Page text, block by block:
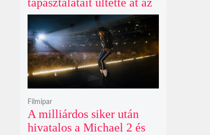
tapasztalatait ültette át az
új GR86 vezethetőségébe
és biztonságába
A milliárdos siker után
hivatalos a Michael 2 és
Filmipar